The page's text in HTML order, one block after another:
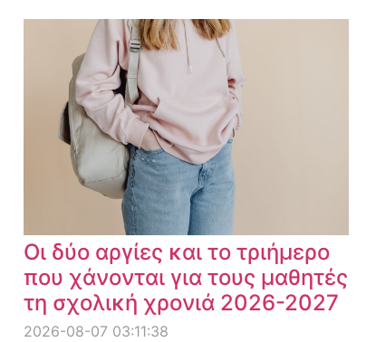
Οι δύο αργίες και το τριήμερο
που χάνονται για τους μαθητές
τη σχολική χρονιά 2026-2027
2026-08-07 03:11:38